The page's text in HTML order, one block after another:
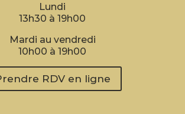
Lundi
13h30 à 19h00
Mardi au vendredi
10h00 à 19h00
RDV en ligne